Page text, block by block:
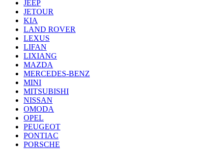
JEEP
JETOUR
KIA
LAND ROVER
LEXUS
LIFAN
LIXIANG
MAZDA
MERCEDES-BENZ
MINI
MITSUBISHI
NISSAN
OMODA
OPEL
PEUGEOT
PONTIAC
PORSCHE